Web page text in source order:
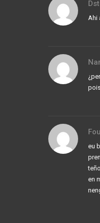
Ahi
eu
en